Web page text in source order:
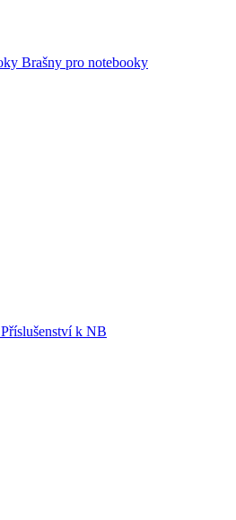
Brašny pro notebooky
Příslušenství k NB